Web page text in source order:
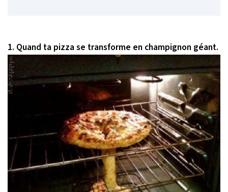
1. Quand ta pizza se transforme en champignon géant.